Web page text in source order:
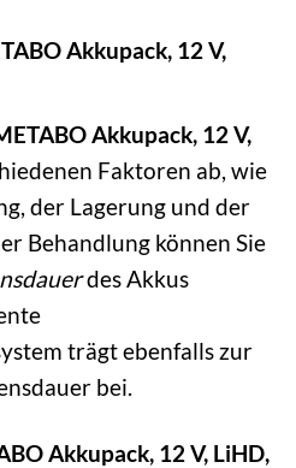
Akkupack, 12 V,
Akkupack, 12 V,
Faktoren ab, wie
der Lagerung und der
Behandlung können Sie
des Akkus
trägt ebenfalls zur
bei.
Akkupack, 12 V, LiHD,